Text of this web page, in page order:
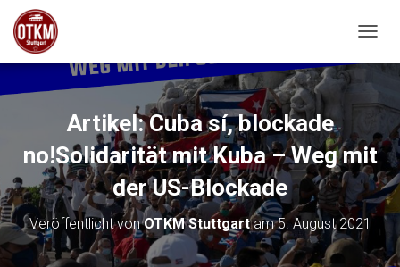
Artikel: Cuba sí, blockade
no!Solidarität mit Kuba – Weg mit
der US-Blockade
Veröffentlicht vonOTKM Stuttgartam5. August 2021